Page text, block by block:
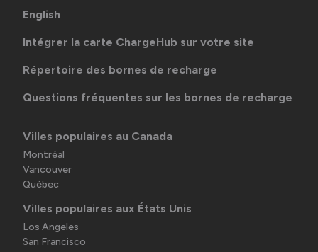
English
Intégrer la carte ChargeHub sur votre site
Répertoire des bornes de recharge
Questions fréquentes sur les bornes de recharge
Villes populaires au Canada
Montréal
Vancouver
Québec
Villes populaires aux États Unis
Los Angeles
San Francisco